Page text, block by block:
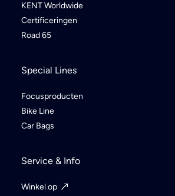
KENT Worldwide
Certificeringen
Road 65
Special Lines
Focusproducten
Bike Line
Car Bags
Service & Info
Winkel op